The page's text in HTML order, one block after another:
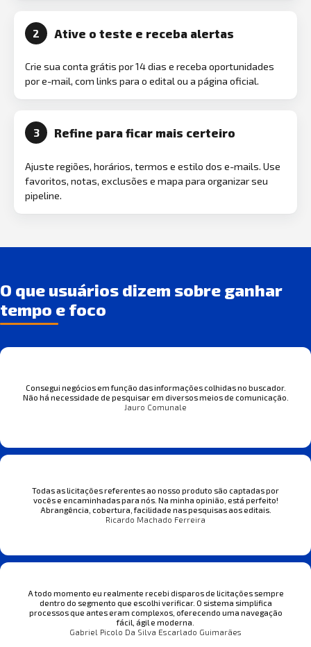
2 Ative o teste e receba alertas
Crie sua conta grátis por 14 dias e receba oportunidades
por e-mail, com links para o edital ou a página oficial.
3 Refine para ficar mais certeiro
Ajuste regiões, horários, termos e estilo dos e-mails. Use
favoritos, notas, exclusões e mapa para organizar seu
pipeline.
O que usuários dizem sobre ganhar
tempo e foco
Consegui negócios em função das informações colhidas no buscador.
Não há necessidade de pesquisar em diversos meios de comunicação.
Jauro Comunale
Todas as licitações referentes ao nosso produto são captadas por
vocês e encaminhadas para nós. Na minha opinião, está perfeito!
Abrangência, cobertura, facilidade nas pesquisas aos editais.
Ricardo Machado Ferreira
A todo momento eu realmente recebi disparos de licitações sempre
dentro do segmento que escolhi verificar. O sistema simplifica
processos que antes eram complexos, oferecendo uma navegação
fácil, ágil e moderna.
Gabriel Picolo Da Silva Escarlado Guimarães